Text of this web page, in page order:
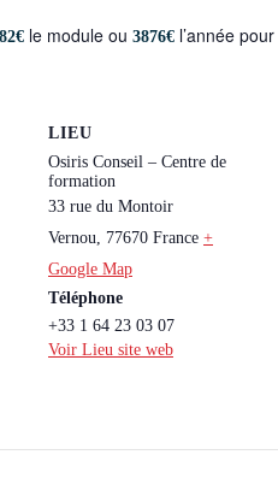
le module ou 3876€ l’année pour
LIEU
Osiris Conseil – Centre de
formation
33 rue du Montoir
Vernou
77670 France +
Google Map
Téléphone
+33 1 64 23 03 07
Voir Lieu site web